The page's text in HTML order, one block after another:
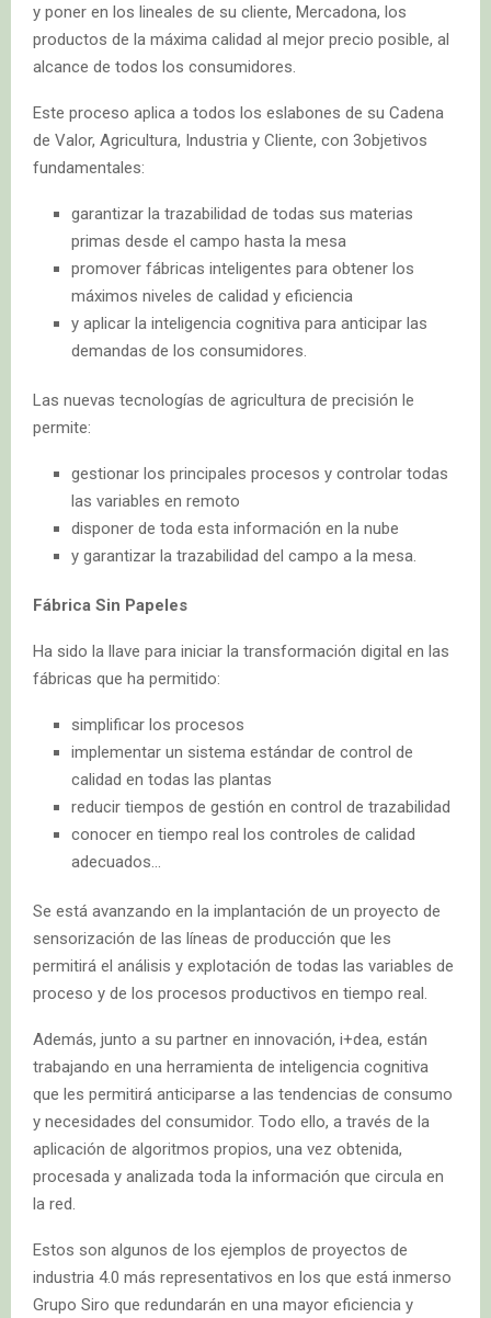
y poner en los lineales de su cliente, Mercadona, los
productos de la máxima calidad al mejor precio posible, al
alcance de todos los consumidores.
Este proceso aplica a todos los eslabones de su Cadena
de Valor, Agricultura, Industria y Cliente, con 3objetivos
fundamentales:
garantizar la trazabilidad de todas sus materias
primas desde el campo hasta la mesa
promover fábricas inteligentes para obtener los
máximos niveles de calidad y eficiencia
y aplicar la inteligencia cognitiva para anticipar las
demandas de los consumidores.
Las nuevas tecnologías de agricultura de precisión le
permite:
gestionar los principales procesos y controlar todas
las variables en remoto
disponer de toda esta información en la nube
y garantizar la trazabilidad del campo a la mesa.
Fábrica Sin Papeles
Ha sido la llave para iniciar la transformación digital en las
fábricas que ha permitido:
simplificar los procesos
implementar un sistema estándar de control de
calidad en todas las plantas
reducir tiempos de gestión en control de trazabilidad
conocer en tiempo real los controles de calidad
adecuados…
Se está avanzando en la implantación de un proyecto de
sensorización de las líneas de producción que les
permitirá el análisis y explotación de todas las variables de
proceso y de los procesos productivos en tiempo real.
Además, junto a su partner en innovación, i+dea, están
trabajando en una herramienta de inteligencia cognitiva
que les permitirá anticiparse a las tendencias de consumo
y necesidades del consumidor. Todo ello, a través de la
aplicación de algoritmos propios, una vez obtenida,
procesada y analizada toda la información que circula en
la red.
Estos son algunos de los ejemplos de proyectos de
industria 4.0 más representativos en los que está inmerso
Grupo Siro que redundarán en una mayor eficiencia y